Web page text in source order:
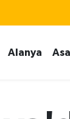
Alanya